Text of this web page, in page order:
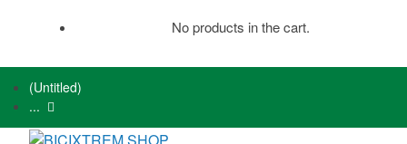
No products in the cart.
(Untitled)
...